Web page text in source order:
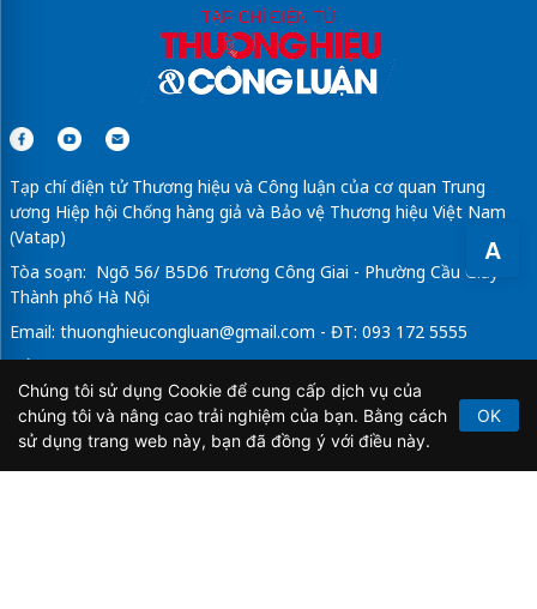
A
Tạp chí điện tử Thương hiệu và Công luận của cơ quan Trung
ương Hiệp hội Chống hàng giả và Bảo vệ Thương hiệu Việt Nam
(Vatap)
Tòa soạn: Ngõ 56/ B5D6 Trương Công Giai - Phường Cầu Giấy -
Thành phố Hà Nội
Email: thuonghieucongluan@gmail.com - ĐT: 093 172 5555
Tổng Biên Tập: Vũ Đức Thuận
Giấy phép hoạt động báo chí điện tử số 64/GP-BTTTT do Bộ
Thông tin và Truyền thông cấp ngày 21/2/2020.
Chúng tôi sử dụng Cookie để cung cấp dịch vụ của
chúng tôi và nâng cao trải nghiệm của bạn. Bằng cách
sử dụng trang web này, bạn đã đồng ý với điều này.
OK